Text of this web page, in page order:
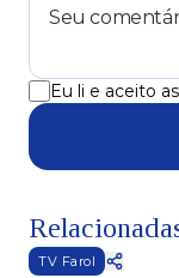
Eu li e aceito as
TV Farol